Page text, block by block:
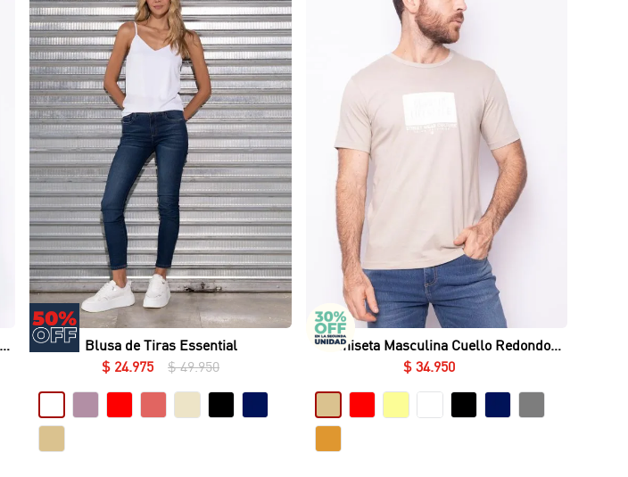
Vista rápida
Blusa de Tiras Essential
$ 24.975 $ 49.950
Vista rápida
Camiseta Masculina Cuello Redondo
Essential en Algodón
$ 34.950